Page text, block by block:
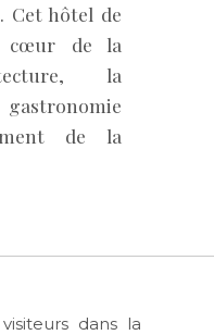
Cet hôtel de
cœur de la
la
de la
dans la